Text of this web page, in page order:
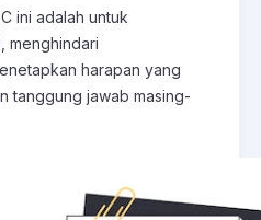
ini adalah untuk
menghindari
harapan yang
tanggung jawab masing-